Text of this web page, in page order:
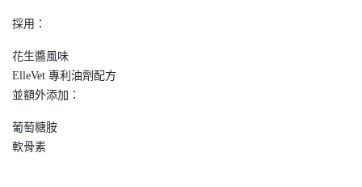
採用：
花生醬風味
ElleVet 專利油劑配方
並額外添加：
葡萄糖胺
軟骨素